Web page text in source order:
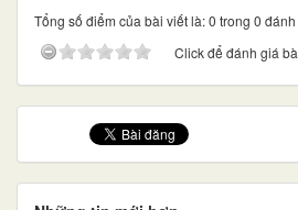
Tổng số điểm của bài viết là: 0 trong 0
Click để đánh giá